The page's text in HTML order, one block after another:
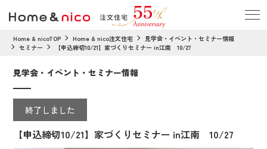
Home & nicoTOP Home & nico注文住宅
見学会・イベント・セミナー情報
セミナー
【申込締切10/21】家づくりセミナー in江南 10/27
見学会・イベント・セミナー情報
終了しました
【申込締切10/21】家づくりセミナー in江南 10/27